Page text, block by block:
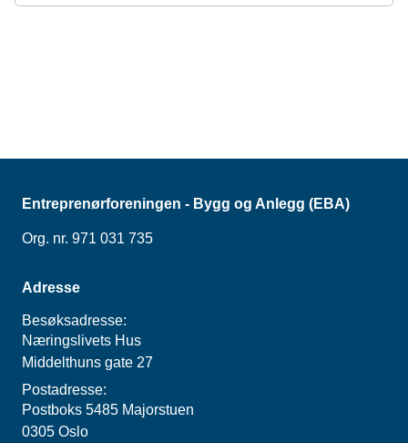
Entreprenørforeningen - Bygg og Anlegg (EBA)
Org. nr. 971 031 735
Adresse
Besøksadresse:
Næringslivets Hus
Middelthuns gate 27
Postadresse:
Postboks 5485 Majorstuen
0305 Oslo